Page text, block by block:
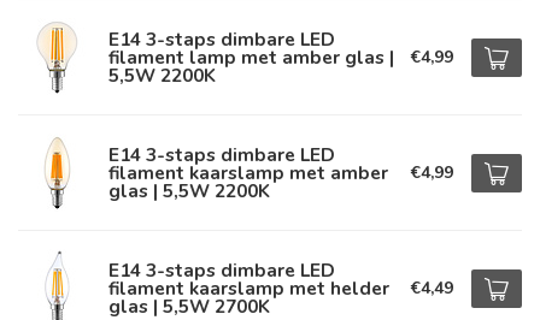
E14 3-staps dimbare LED
filament lamp met amber glas |
5,5W 2200K
€4,99
E14 3-staps dimbare LED
filament kaarslamp met amber
glas | 5,5W 2200K
€4,99
E14 3-staps dimbare LED
filament kaarslamp met helder
glas | 5,5W 2700K
€4,49